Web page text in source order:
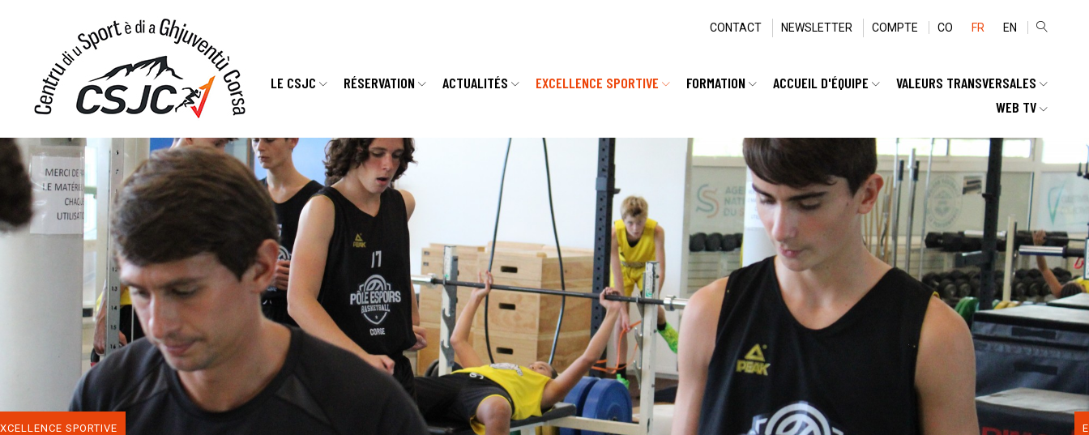
CONTACT NEWSLETTER COMPTE CO FR EN
LE CSJC RÉSERVATION ACTUALITÉS EXCELLENCE SPORTIVE FORMATION ACCUEIL D'ÉQUIPE
VALEURS TRANSVERSALES
WEB TV
SPORTIVE